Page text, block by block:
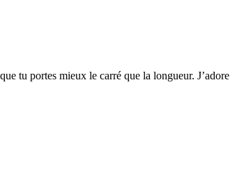
tu portes mieux le carré que la longueur. J’adore